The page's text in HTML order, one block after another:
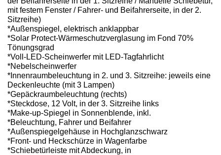
mit festem Fenster / Fahrer- und Beifahrerseite, in der 2.
Sitzreihe)
*Außenspiegel, elektrisch anklappbar
*Solar Protect-Wärmeschutzverglasung im Fond 70%
Tönungsgrad
*Voll-LED-Scheinwerfer mit LED-Tagfahrlicht
*Nebelscheinwerfer
*Innenraumbeleuchtung in 2. und 3. Sitzreihe: jeweils eine
Deckenleuchte (mit 3 Lampen)
*Gepäckraumbeleuchtung (rechts)
*Steckdose, 12 Volt, in der 3. Sitzreihe links
*Make-up-Spiegel in Sonnenblende, inkl.
*Beleuchtung, Fahrer und Beifahrer
*Außenspiegelgehäuse in Hochglanzschwarz
*Front- und Heckschürze in Wagenfarbe
*Schiebetürleiste mit Abdeckung, in